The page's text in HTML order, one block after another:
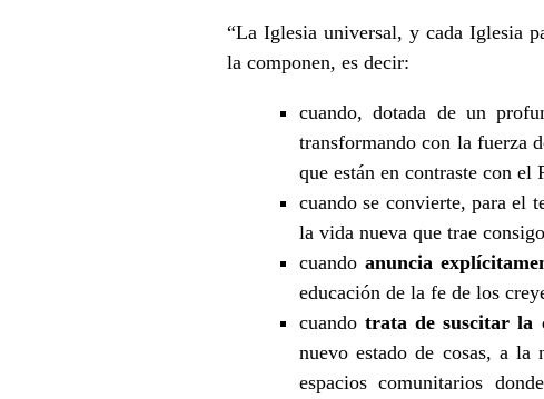
“La Iglesia universal, y cada Iglesia
la componen, es decir:
cuando, dotada de un
transformando con la fuerza
que están en contraste con el
cuando se convierte, para el
la vida nueva que trae
cuando anuncia
educación de la fe de los
cuandotrata de suscitar la
nuevo estado de cosas, a
espacios comunitarios